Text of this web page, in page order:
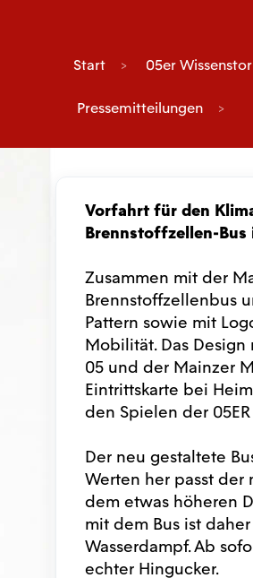
Start 05er Wissenstor
Pressemitteilungen
Vorfahrt für den
Brennstoffzellen-Bus
Zusammen mit der
Brennstoffzellenbus
Pattern sowie mit
Mobilität. Das Design
05 und der Mainzer
Eintrittskarte bei
den Spielen der
Der neu gestaltete
Werten her passt der
dem etwas höheren
mit dem Bus ist
Wasserdampf. Ab
echter Hingucker.